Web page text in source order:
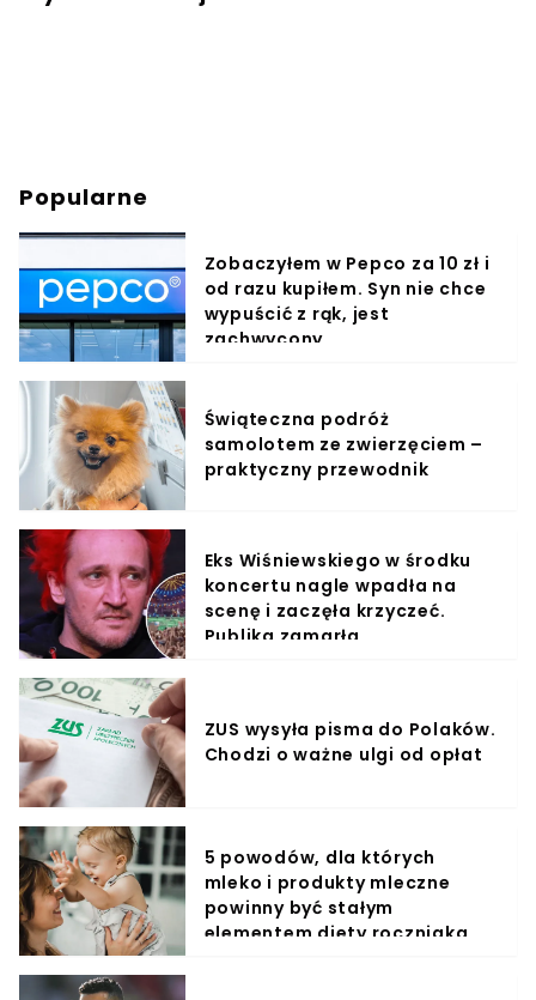
Popularne
Zobaczyłem w Pepco za 10 zł i
od razu kupiłem. Syn nie chce
wypuścić z rąk, jest
zachwycony
Świąteczna podróż
samolotem ze zwierzęciem –
praktyczny przewodnik
Eks Wiśniewskiego w środku
koncertu nagle wpadła na
scenę i zaczęła krzyczeć.
Publika zamarła
ZUS wysyła pisma do Polaków.
Chodzi o ważne ulgi od opłat
5 powodów, dla których
mleko i produkty mleczne
powinny być stałym
elementem diety roczniaka